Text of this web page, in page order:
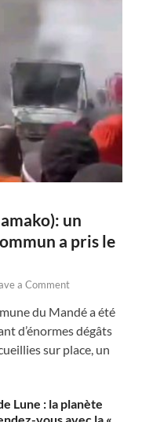
un
a pris le
a Comment
du Mandé a été
d’énormes dégâts
sur place, un
Lune : la planète